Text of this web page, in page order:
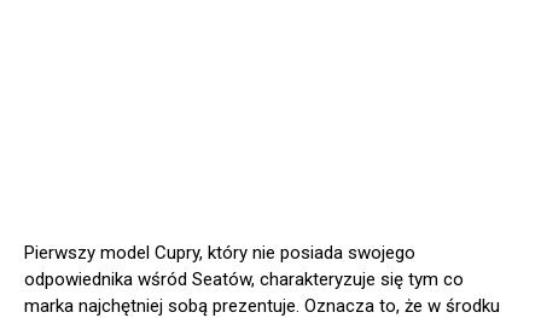
Pierwszy model Cupry, który nie posiada swojego
odpowiednika wśród Seatów, charakteryzuje się tym co
marka najchętniej sobą prezentuje. Oznacza to, że w środku